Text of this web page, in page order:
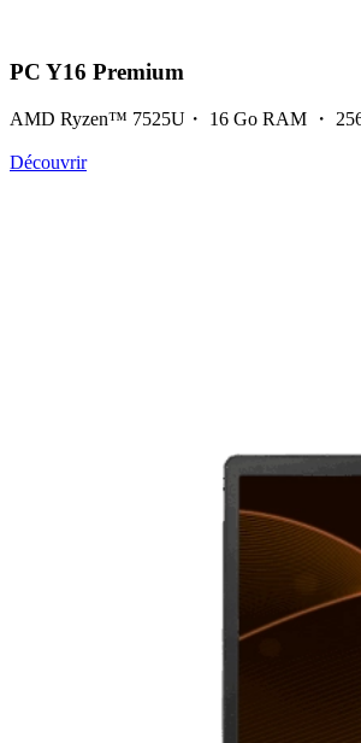
PC Y16 Premium
AMD Ryzen™ 7525U・ 16 Go RAM ・
Découvrir